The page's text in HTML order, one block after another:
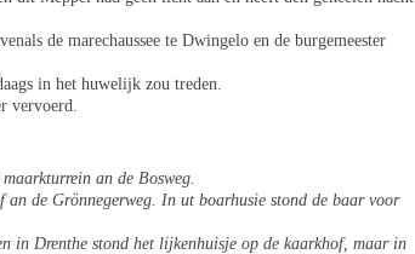
de marechaussee te Dwingelo en de burgemeester
in het huwelijk zou treden.
vervoerd.
an de Bosweg.
an de Grönnegerweg. In ut boarhusie stond de baar voor
in Drenthe stond het lijkenhuisje op de kaarkhof, maar in